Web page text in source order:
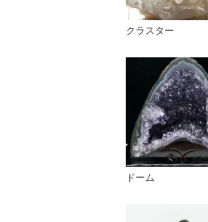
クラスター
ドーム